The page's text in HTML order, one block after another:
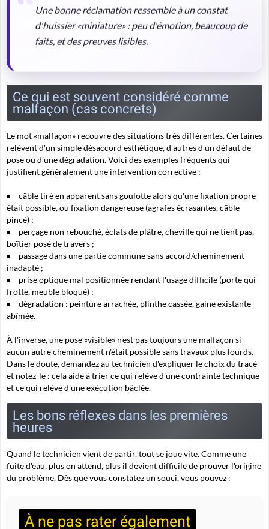
Une bonne réclamation ressemble à un constat
d'huissier «miniature» : peu d'émotion, beaucoup de
faits, et des preuves lisibles.
Ce qui est souvent considéré comme
malfaçon (cas concrets)
Le mot «malfaçon» recouvre des situations très différentes. Certaines
relèvent d'un simple désaccord esthétique, d'autres d'un défaut de
pose ou d'une dégradation. Voici des exemples fréquents qui
justifient généralement une intervention corrective :
câble tiré en apparent sans goulotte alors qu'une fixation propre
était possible, ou fixation dangereuse (agrafes écrasantes, câble
pincé) ;
perçage non rebouché, éclats de plâtre, cheville qui ne tient pas,
boîtier posé de travers ;
passage dans une partie commune sans accord/cheminement
inadapté ;
prise optique mal positionnée rendant l'usage difficile (porte qui
frotte, meuble bloqué) ;
dégradation : peinture arrachée, plinthe cassée, gaine existante
abîmée.
À l'inverse, une pose «visible» n'est pas toujours une malfaçon si
aucun autre cheminement n'était possible sans travaux plus lourds.
Dans le doute, demandez au technicien d'expliquer le choix du tracé
et notez-le : cela aide à trier ce qui relève d'une contrainte technique
et ce qui relève d'une exécution bâclée.
Les bons réflexes dans les premières
heures
Quand le technicien vient de partir, tout se joue vite. Comme une
fuite d'eau, plus on attend, plus il devient difficile de prouver l'origine
du problème. Dès que vous constatez un souci, vous pouvez :
À ne pas rater également